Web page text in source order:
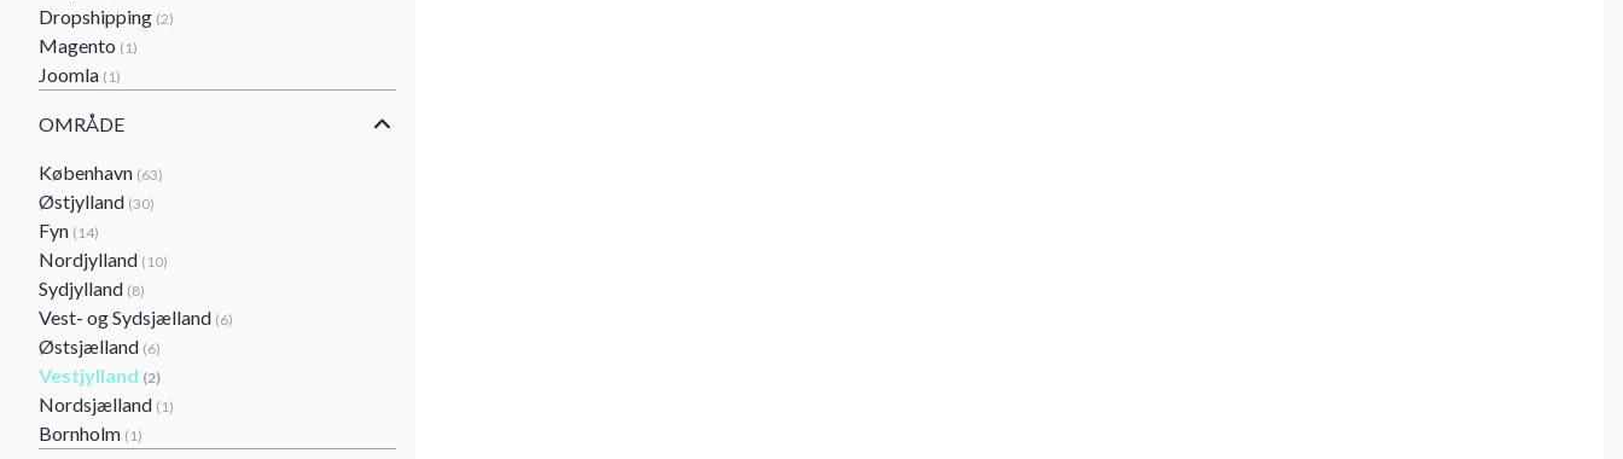
Dropshipping (2)
Magento (1)
Joomla (1)
OMRÅDE
København (63)
Østjylland (30)
Fyn (14)
Nordjylland (10)
Sydjylland (8)
Vest- og Sydsjælland (6)
Østsjælland (6)
Vestjylland (2)
Nordsjælland (1)
Bornholm (1)